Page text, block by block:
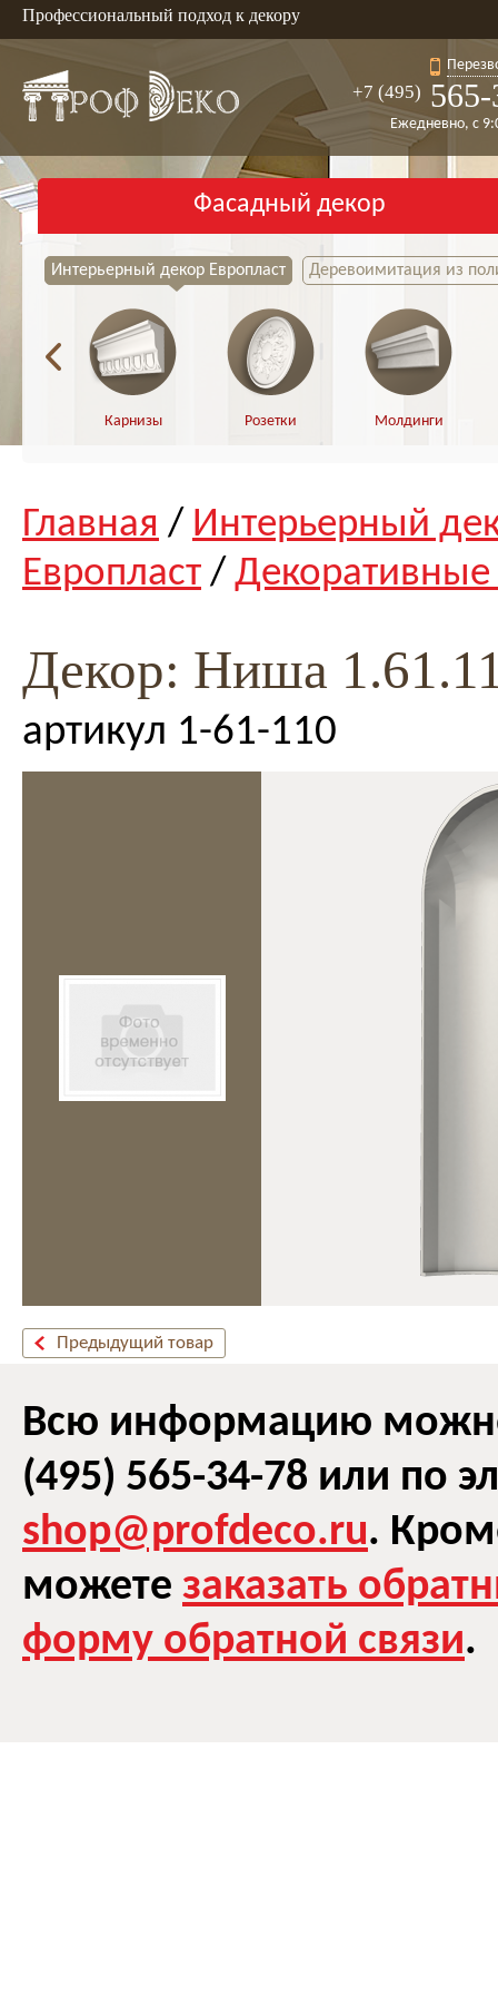
Профессиональный подход к декору
+7 (495)
Ежедневно, с
Фасадный декор
Интерьерный декор Европласт Деревоимитация из
Карнизы Розетки Молдинги
Главная / Интерьерный
Европласт /
Декор: Ниша
артикул 1-61-110
Предыдущий товар
Всю информацию
(495) 565-34-78 или по
shop@profdeco.ru.
можете заказать
форму обратной связи.